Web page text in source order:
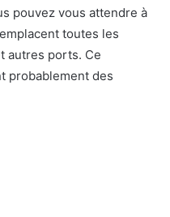
pouvez vous attendre à
toutes les
autres ports. Ce
probablement des